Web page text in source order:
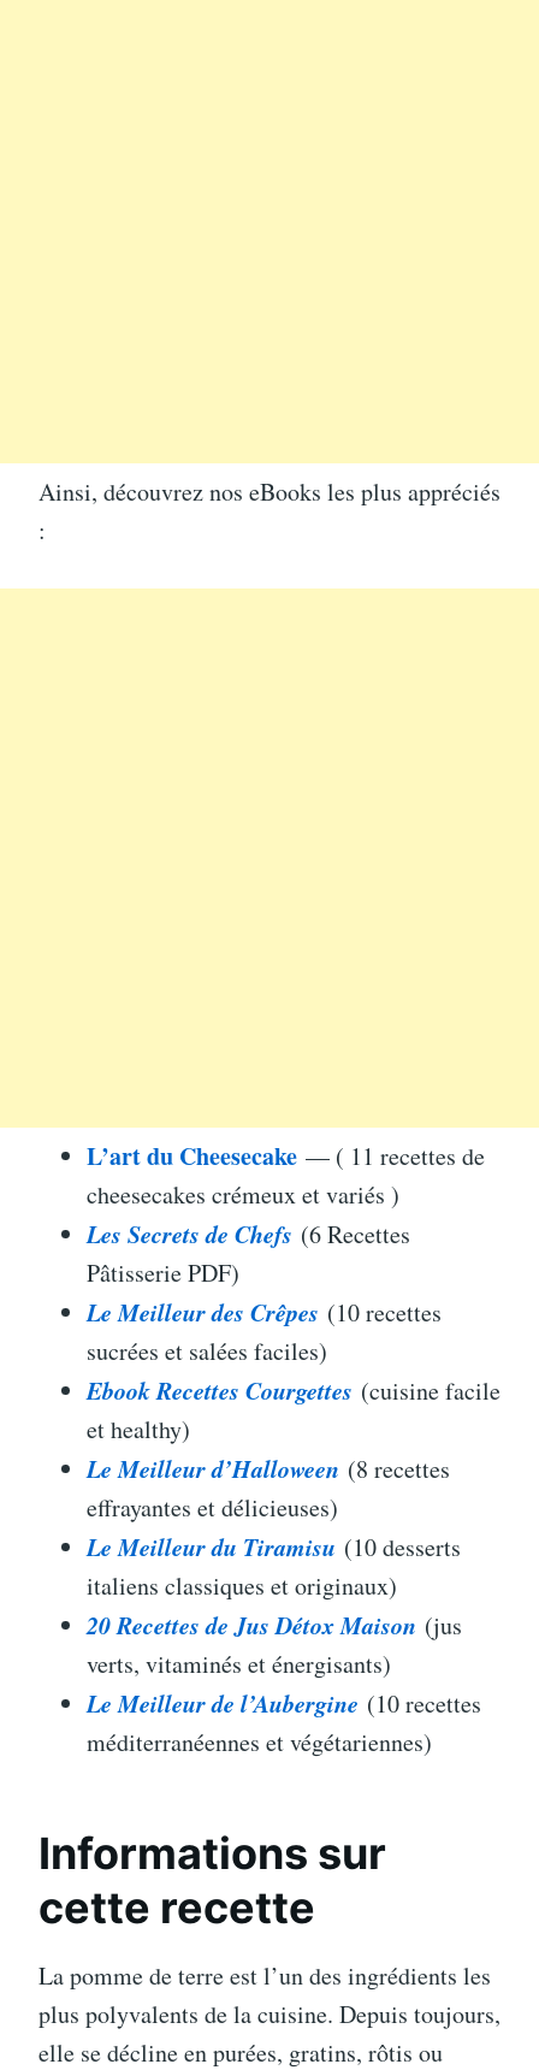
Ainsi, découvrez nos eBooks les plus appréciés
:
L’art du Cheesecake — ( 11 recettes de
cheesecakes crémeux et variés )
Les Secrets de Chefs (6 Recettes
Pâtisserie PDF)
Le Meilleur des Crêpes (10 recettes
sucrées et salées faciles)
Ebook Recettes Courgettes (cuisine facile
et healthy)
Le Meilleur d’Halloween (8 recettes
effrayantes et délicieuses)
Le Meilleur du Tiramisu (10 desserts
italiens classiques et originaux)
20 Recettes de Jus Détox Maison (jus
verts, vitaminés et énergisants)
Le Meilleur de l’Aubergine (10 recettes
méditerranéennes et végétariennes)
Informations sur
cette recette
La pomme de terre est l’un des ingrédients les
plus polyvalents de la cuisine. Depuis toujours,
elle se décline en purées, gratins, rôtis ou